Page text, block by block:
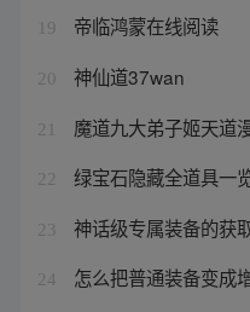
19 帝临鸿蒙在线阅读
20 神仙道37wan
21 魔道九大弟子姬天道
22 绿宝石隐藏全道具一
23 神话级专属装备的获
24 怎么把普通装备变成